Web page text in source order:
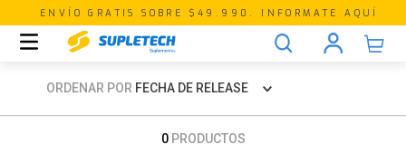
ENVÍO GRATIS SOBRE $49.990. INFORMATE AQUÍ
ORDENAR POR FECHA DE RELEASE
0 PRODUCTOS